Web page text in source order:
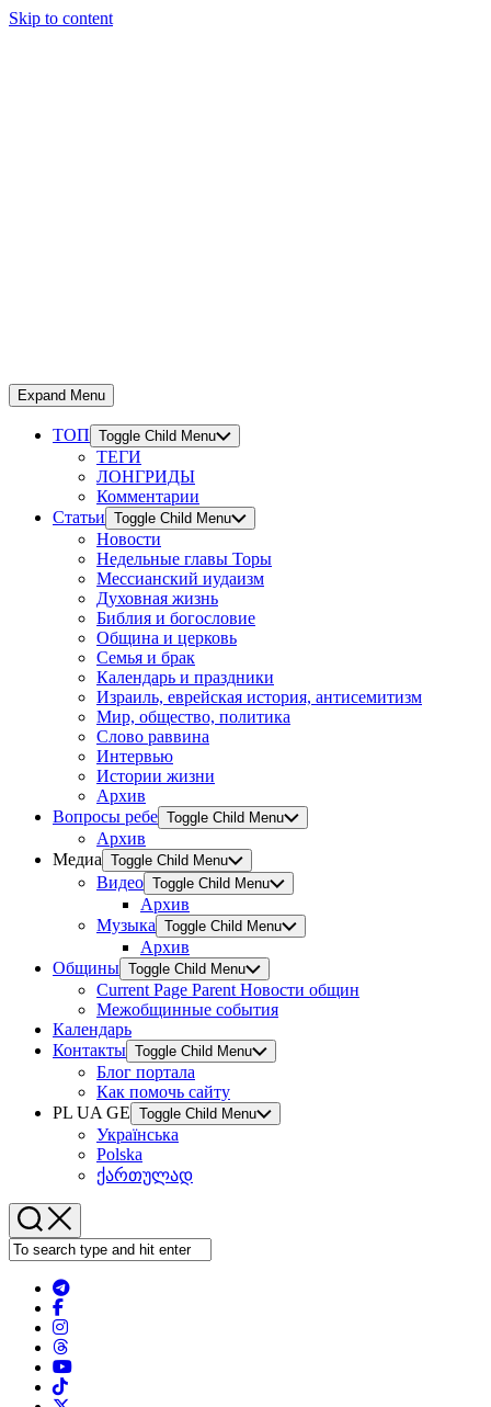
Skip to content
Expand Menu
ТОП Toggle Child Menu
ТЕГИ
ЛОНГРИДЫ
Комментарии
Статьи Toggle Child Menu
Новости
Недельные главы Торы
Мессианский иудаизм
Духовная жизнь
Библия и богословие
Община и церковь
Семья и брак
Календарь и праздники
Израиль, еврейская история, антисемитизм
Мир, общество, политика
Слово раввина
Интервью
Истории жизни
Архив
Вопросы ребе Toggle Child Menu
Архив
Медиа Toggle Child Menu
Видео Toggle Child Menu
Архив
Музыка Toggle Child Menu
Архив
Общины Toggle Child Menu
Current Page Parent Новости общин
Межобщинные события
Календарь
Контакты Toggle Child Menu
Блог портала
Как помочь сайту
PL UA GE Toggle Child Menu
Українська
Polska
ქართულად